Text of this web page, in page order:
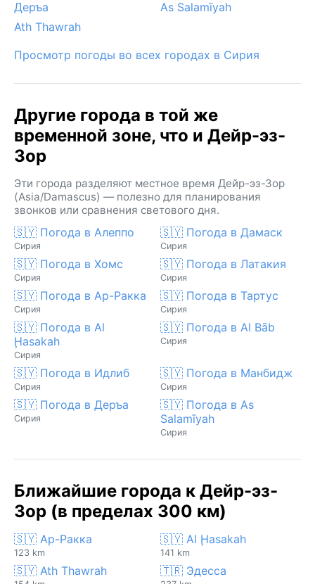
Зимой иногда случаются туманы над Евфратом,
придающие пейзажу мистическую дымку, а снег
Деръа
As Salamīyah
Ath Thawrah
Просмотр погоды во всех городах в Сирия
Другие города в той же
временной зоне, что и Дейр-эз-
Зор
Эти города разделяют местное время Дейр-эз-Зор
(Asia/Damascus) — полезно для планирования
звонков или сравнения светового дня.
🇸🇾 Погода в Алеппо
Сирия
🇸🇾 Погода в Дамаск
Сирия
🇸🇾 Погода в Хомс
Сирия
🇸🇾 Погода в Латакия
Сирия
🇸🇾 Погода в Ар-Ракка
Сирия
🇸🇾 Погода в Тартус
Сирия
🇸🇾 Погода в Al
Ḩasakah
Сирия
🇸🇾 Погода в Al Bāb
Сирия
🇸🇾 Погода в Идлиб
Сирия
🇸🇾 Погода в Манбидж
Сирия
🇸🇾 Погода в Деръа
Сирия
🇸🇾 Погода в As
Salamīyah
Сирия
Ближайшие города к Дейр-эз-
Зор (в пределах 300 км)
🇸🇾 Ар-Ракка
123 km
🇸🇾 Al Ḩasakah
141 km
🇸🇾 Ath Thawrah 🇹🇷 Эдесса